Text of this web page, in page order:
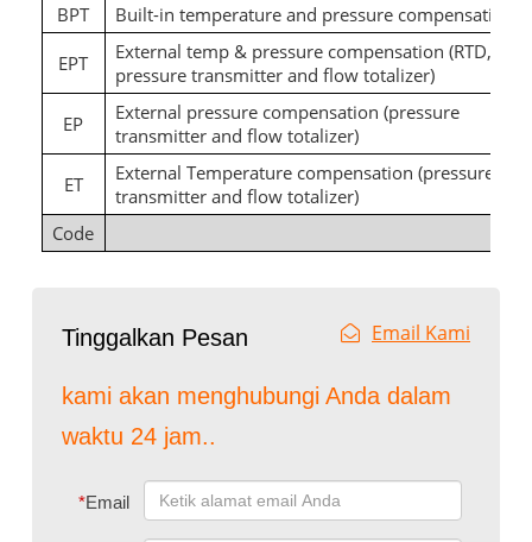
BPT
Built-in temperature and pressure compensation
EPT
External temp & pressure compensation (RTD,
pressure transmitter and flow totalizer)
EP External pressure compensation (pressure
transmitter and flow totalizer)
ET External Temperature compensation (pressure
transmitter and flow totalizer)
Code
Tinggalkan Pesan Email Kami
kami akan menghubungi Anda dalam
waktu 24 jam..
*Email